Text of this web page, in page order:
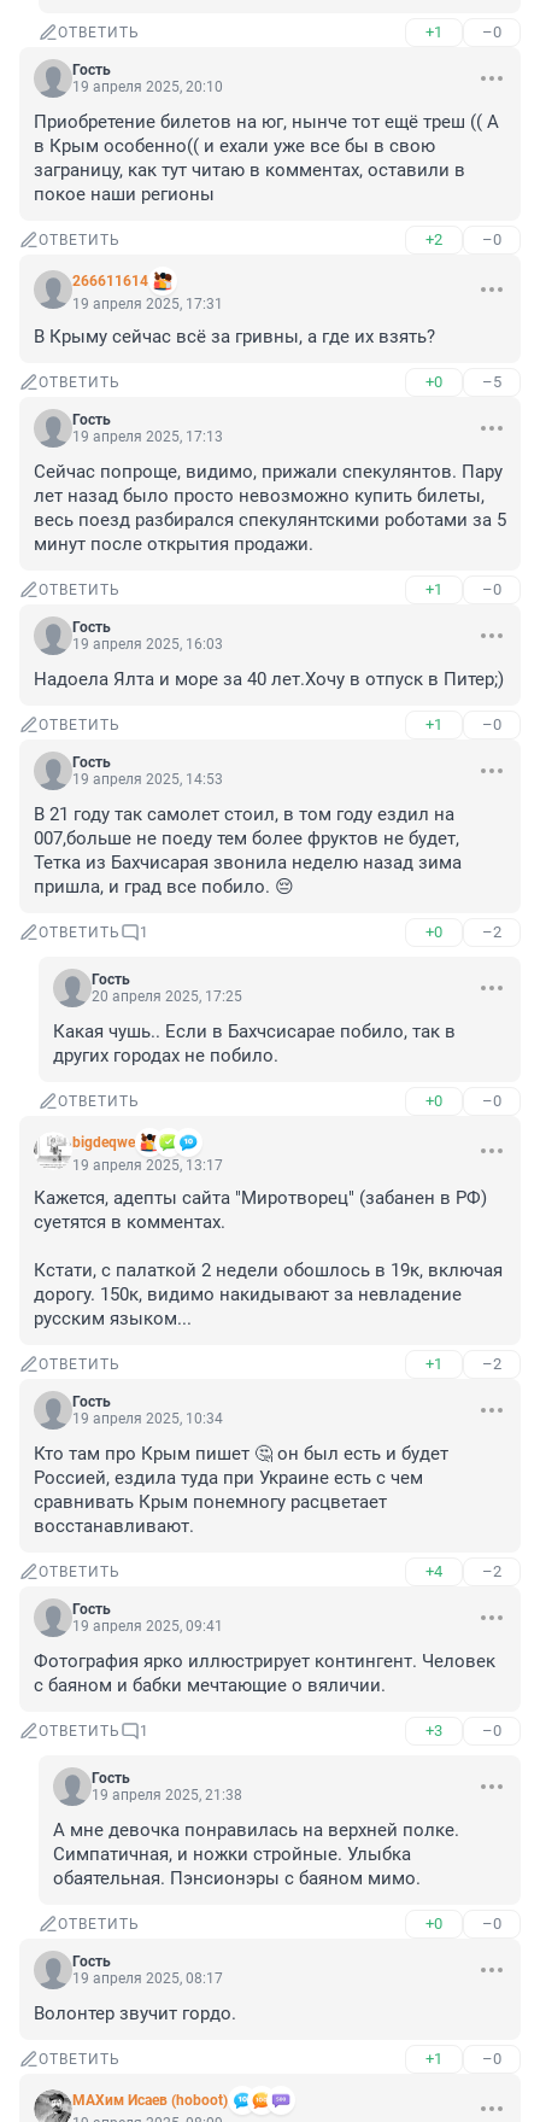
ОТВЕТИТЬ +1 –0
Гость
19 апреля 2025, 20:10
Приобретение билетов на юг, нынче тот ещё треш (( А
в Крым особенно(( и ехали уже все бы в свою
заграницу, как тут читаю в комментах, оставили в
покое наши регионы
ОТВЕТИТЬ +2 –0
266611614
19 апреля 2025, 17:31
В Крыму сейчас всё за гривны, а где их взять?
ОТВЕТИТЬ +0 –5
Гость
19 апреля 2025, 17:13
Сейчас попроще, видимо, прижали спекулянтов. Пару
лет назад было просто невозможно купить билеты,
весь поезд разбирался спекулянтскими роботами за 5
минут после открытия продажи.
ОТВЕТИТЬ +1 –0
Гость
19 апреля 2025, 16:03
Надоела Ялта и море за 40 лет.Хочу в отпуск в Питер;)
ОТВЕТИТЬ +1 –0
Гость
19 апреля 2025, 14:53
В 21 году так самолет стоил, в том году ездил на
007,больше не поеду тем более фруктов не будет,
Тетка из Бахчисарая звонила неделю назад зима
пришла, и град все побило. 😔
ОТВЕТИТЬ 1 +0 –2
Гость
20 апреля 2025, 17:25
Какая чушь.. Если в Бахчсисарае побило, так в
других городах не побило.
ОТВЕТИТЬ +0 –0
bigdeqwe
19 апреля 2025, 13:17
Кажется, адепты сайта "Миротворец" (забанен в РФ)
суетятся в комментах.
Кстати, с палаткой 2 недели обошлось в 19к, включая
дорогу. 150к, видимо накидывают за невладение
русским языком...
ОТВЕТИТЬ +1 –2
Гость
19 апреля 2025, 10:34
Кто там про Крым пишет 🤔 он был есть и будет
Россией, ездила туда при Украине есть с чем
сравнивать Крым понемногу расцветает
восстанавливают.
ОТВЕТИТЬ +4 –2
Гость
19 апреля 2025, 09:41
Фотография ярко иллюстрирует контингент. Человек
с баяном и бабки мечтающие о вяличии.
ОТВЕТИТЬ 1 +3 –0
Гость
19 апреля 2025, 21:38
А мне девочка понравилась на верхней полке.
Симпатичная, и ножки стройные. Улыбка
обаятельная. Пэнсионэры с баяном мимо.
ОТВЕТИТЬ +0 –0
Гость
19 апреля 2025, 08:17
Волонтер звучит гордо.
ОТВЕТИТЬ +1 –0
МАХим Исаев (hoboot)